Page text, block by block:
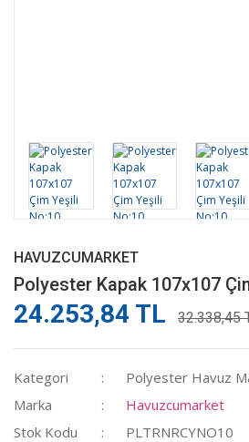
HAVUZCUMARKET
Polyester Kapak 107x107
24.253,84 TL 32.338,45
Kategori
Polyester Havuz
Marka
Havuzcumarket
Stok Kodu
PLTRNRCYNO10